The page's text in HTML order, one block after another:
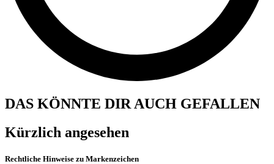
DAS KÖNNTE DIR AUCH GEFALLEN
Kürzlich angesehen
Rechtliche Hinweise zu Markenzeichen